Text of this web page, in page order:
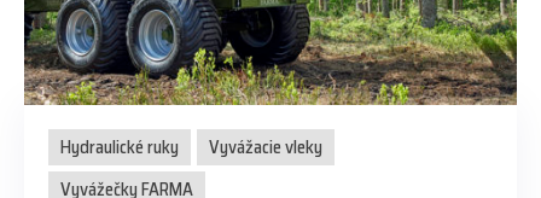
Hydraulické ruky
Vyvážacie vleky
Vyvážečky FARMA